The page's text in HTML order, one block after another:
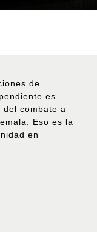
de
es
combate a
Eso es la
en